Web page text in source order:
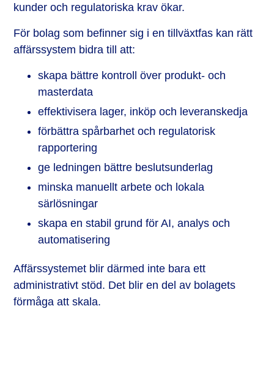
kunder och regulatoriska krav ökar.
För bolag som befinner sig i en tillväxtfas kan rätt
affärssystem bidra till att:
skapa bättre kontroll över produkt- och
masterdata
effektivisera lager, inköp och leveranskedja
förbättra spårbarhet och regulatorisk
rapportering
ge ledningen bättre beslutsunderlag
minska manuellt arbete och lokala
särlösningar
skapa en stabil grund för AI, analys och
automatisering
Affärssystemet blir därmed inte bara ett
administrativt stöd. Det blir en del av bolagets
förmåga att skala.